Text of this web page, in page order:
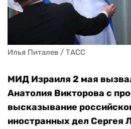
Илья Питалев / ТАСС
МИД Израиля 2 мая
Анатолия Викторова с
высказывание
иностранных дел Сергея